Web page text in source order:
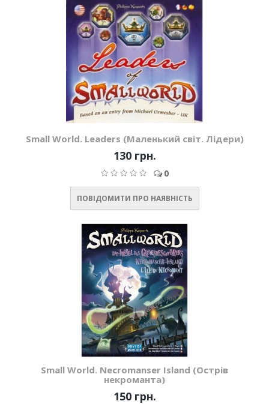
Small World. Leaders (Маленький світ. Лідери)
130 грн.
0
ПОВІДОМИТИ ПРО НАЯВНІСТЬ
Small World. Necromanser Island (Острів
некроманта)
150 грн.